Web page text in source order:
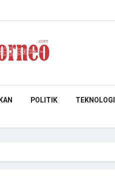
POLITIK TEKNOLOGI